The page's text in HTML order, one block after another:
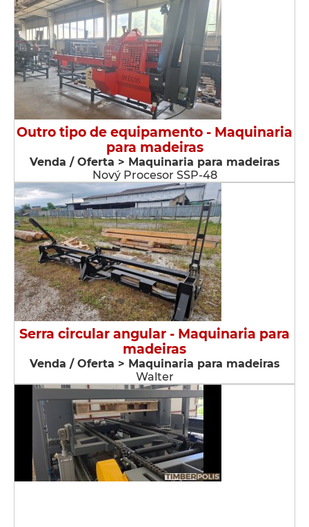
Outro tipo de equipamento - Maquinaria
para madeiras
Venda / Oferta > Maquinaria para madeiras
Nový Procesor SSP-48
Serra circular angular - Maquinaria para
madeiras
Venda / Oferta > Maquinaria para madeiras
Walter